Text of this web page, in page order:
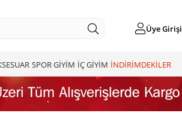
Üye Girişi
SPOR GİYİM İÇ GİYİM İNDİRİMDEKİLER